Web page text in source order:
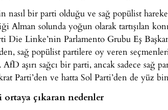
nasıl bir parti olduğu ve sağ popülist
Alman solunda yoğun olarak tartışılan
Die Linke’nin Parlamento Grubu Eş
sağ popülist partilere oy veren
aşırı sağcı bir parti, ancak sadece sağ
Parti’den ve hatta Sol Parti’den de yüz
ortaya çıkaran nedenler